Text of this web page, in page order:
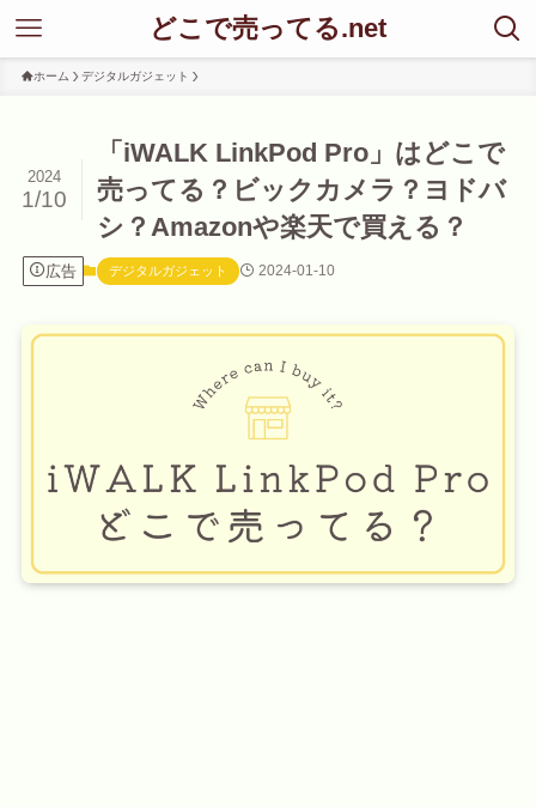
どこで売ってる.net
ホーム デジタルガジェット
「iWALK LinkPod Pro」はどこで
売ってる？ビックカメラ？ヨドバ
シ？Amazonや楽天で買える？
2024
1/10
広告 デジタルガジェット 2024-01-10